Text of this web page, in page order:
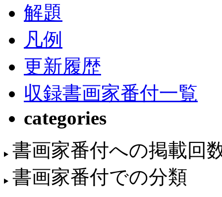
解題
凡例
更新履歴
収録書画家番付一覧
categories
書画家番付への掲載回
書画家番付での分類